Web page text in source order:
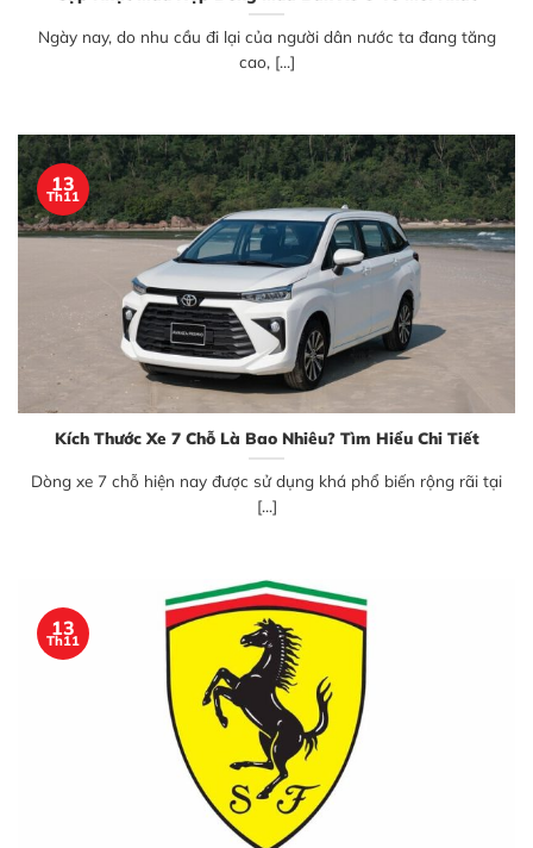
Ngày nay, do nhu cầu đi lại của người dân nước ta đang tăng
cao, [...]
Kích Thước Xe 7 Chỗ Là Bao Nhiêu? Tìm Hiểu Chi Tiết
Dòng xe 7 chỗ hiện nay được sử dụng khá phổ biến rộng rãi tại
[...]
13
Th11
13
Th11